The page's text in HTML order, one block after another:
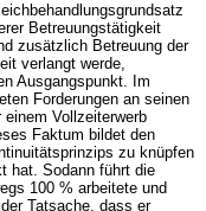
Betreuungstätigkeit
zusätzlich Betreuung der
verlangt werde,
Ausgangspunkt. Im
Forderungen an seinen
Vollzeiterwerb
Faktum bildet den
zu knüpfen
hat. Sodann führt die
100 % arbeitete und
Tatsache, dass er